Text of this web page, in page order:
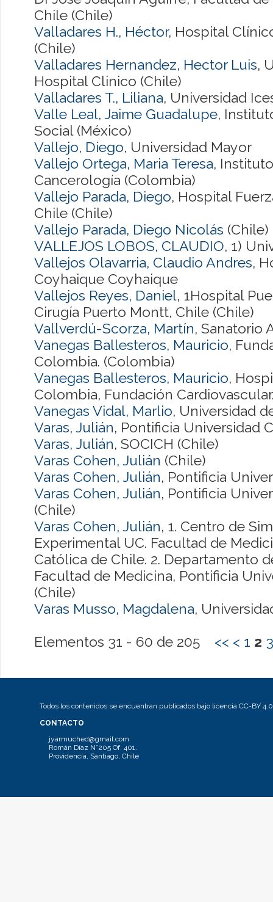
Chile (Chile)
Valladares H., Héctor, Hospital
(Chile)
Valladares Hernandez, Hector Luis,
Hospital Clinico (Chile)
Valladares T., Liliana, Universidad
Valle Leal, Jaime Guadalupe,
Social (México)
Vallejo, Diego, Universidad Mayor
Vallejo Ortega, Maria Teresa,
Cancerología (Colombia)
Vallejo Parada, Diego, Hospital
Chile (Chile)
Vallejo Parada, Diego Nicolás (Chile)
VALLEJOS LOBOS, CLAUDIO, 1)
Vallejos Olavarria, Claudio Andres,
Coyhaique Coyhaique
Vallejos Reyes, Daniel, 1Hospital
Cirugía Puerto Montt, Chile (Chile)
Vallverdú-Scorza, Martín, Sanatorio
Vanegas Ballesteros, Mauricio,
Colombia. (Colombia)
Vanegas Ballesteros, Mauricio,
Colombia, Fundación
Vanegas Vidal, Marlio, Universidad
Varas, Julián, Pontificia Universidad
Varas, Julián, SOCICH (Chile)
Varas Cohen, Julián (Chile)
Varas Cohen, Julián, Pontificia
Varas Cohen, Julián, Pontificia
(Chile)
Varas Cohen, Julián, 1. Centro de
Experimental UC. Facultad de
Católica de Chile. 2. Departamento
Facultad de Medicina, Pontificia
(Chile)
Varas Musso, Magdalena,
Elementos 31 - 60 de 205 << < 1 2 3
Todos los contenidos se encuentran publicados bajo licencia CC-BY 4.0
CONTACTO
jyarmuched@gmail.com
Román Díaz N°205 Of. 401.
Providencia, Santiago, Chile